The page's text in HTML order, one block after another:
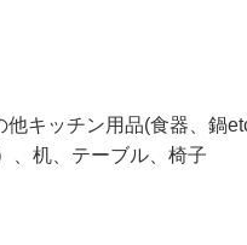
キッチン用品(食器、鍋
、机、テーブル、椅子